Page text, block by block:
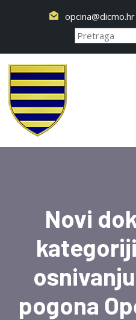
opcina@dicmo.hr
Novi
pogona